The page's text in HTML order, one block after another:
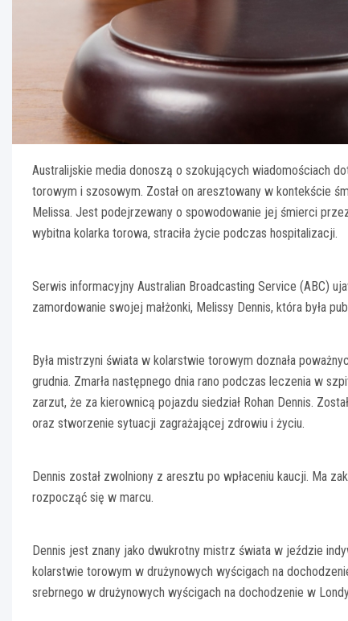
Australijskie media donoszą o szokujących wiadomościach
torowym i szosowym. Został on aresztowany w kontekście
Melissa. Jest podejrzewany o spowodowanie jej śmierci
wybitna kolarka torowa, straciła życie podczas hospitalizacji.
Serwis informacyjny Australian Broadcasting Service (ABC)
zamordowanie swojej małżonki, Melissy Dennis, która była
Była mistrzyni świata w kolarstwie torowym doznała
grudnia. Zmarła następnego dnia rano podczas leczenia w
zarzut, że za kierownicą pojazdu siedział Rohan Dennis.
oraz stworzenie sytuacji zagrażającej zdrowiu i życiu.
Dennis został zwolniony z aresztu po wpłaceniu kaucji. Ma
rozpocząć się w marcu.
Dennis jest znany jako dwukrotny mistrz świata w jeździe
kolarstwie torowym w drużynowych wyścigach na
srebrnego w drużynowych wyścigach na dochodzenie w